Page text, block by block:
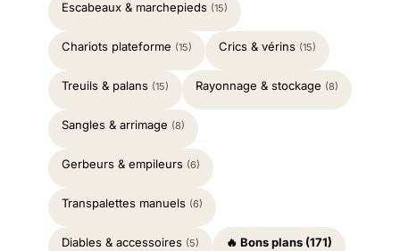
Escabeaux & marchepieds (15)
Chariots plateforme (15) Crics & vérins (15)
Treuils & palans (15) Rayonnage & stockage (8)
Sangles & arrimage (8)
Gerbeurs & empileurs (6)
Transpalettes manuels (6)
Diables & accessoires (5) 🔥 Bons plans (171)